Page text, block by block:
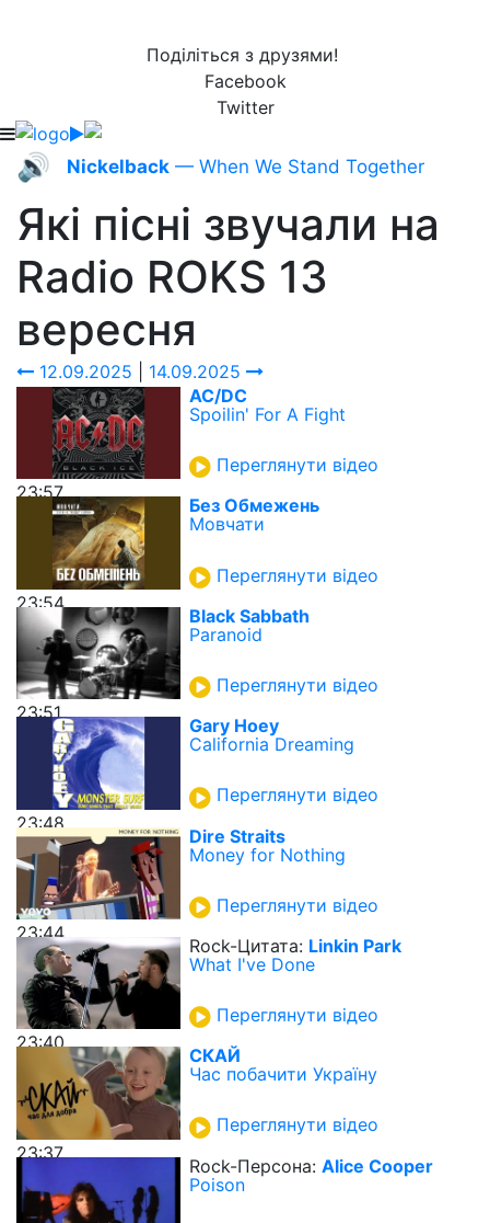
Поділіться з друзями!
Facebook
Twitter
🔊 Nickelback — When We Stand Together
Які пісні звучали на
Radio ROKS 13
вересня
12.09.2025 14.09.2025
23:57
AC/DC
Spoilin' For A Fight
Переглянути відео
23:54
Без Обмежень
Мовчати
Переглянути відео
23:51
Black Sabbath
Paranoid
Переглянути відео
23:48
Gary Hoey
California Dreaming
Переглянути відео
23:44
Dire Straits
Money for Nothing
Переглянути відео
23:40
Rock-Цитата: Linkin Park
What I've Done
Переглянути відео
23:37
СКАЙ
Час побачити Україну
Переглянути відео
Rock-Персона: Alice Cooper
Poison